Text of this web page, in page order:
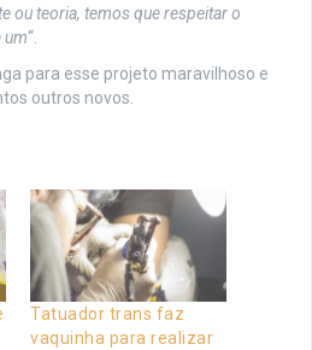
ou teoria, temos que respeitar o
um“.
para esse projeto maravilhoso e
outros novos.
Tatuador trans faz
vaquinha para realizar